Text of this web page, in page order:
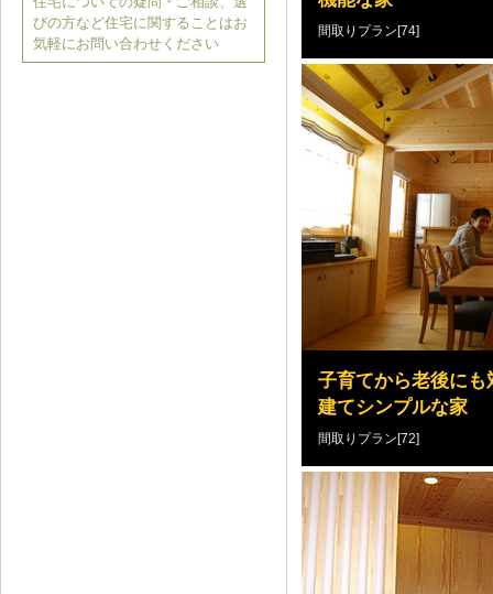
間取りプラン[74]
子育てから老後に
建てシンプルな家
間取りプラン[72]
びの方など住宅に関することはお
気軽にお問い合わせください